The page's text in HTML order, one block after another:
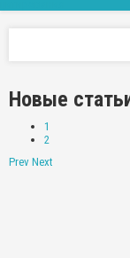
Новые
1
2
Prev Next